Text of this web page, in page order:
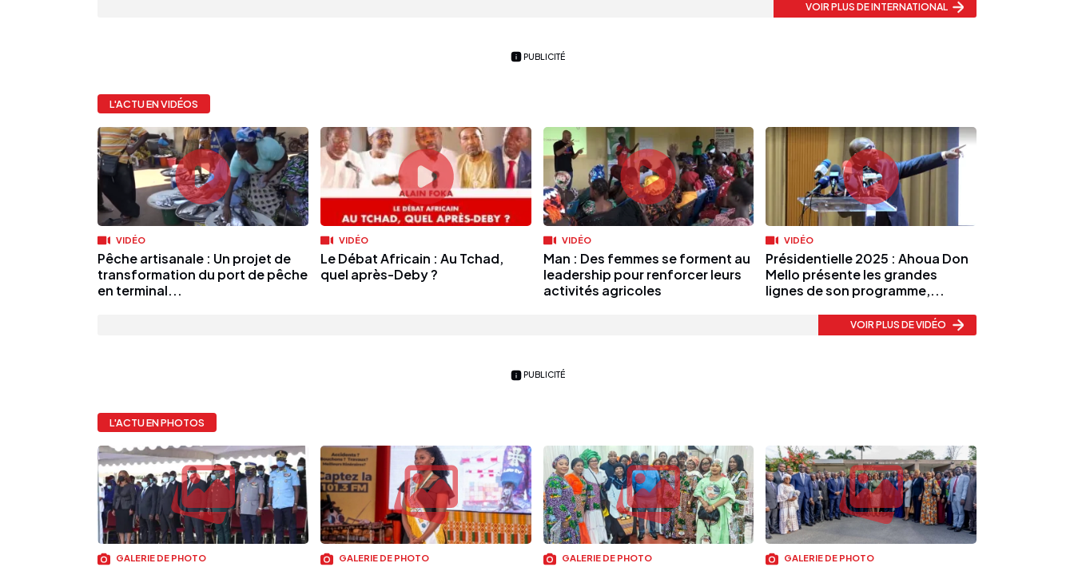
VOIR PLUS DE INTERNATIONAL
PUBLICITÉ
L'ACTU EN VIDÉOS
VIDÉO
Pêche artisanale : Un projet de
transformation du port de pêche
en terminal...
VIDÉO
Le Débat Africain : Au Tchad,
quel après-Deby ?
VIDÉO
Man : Des femmes se forment au
leadership pour renforcer leurs
activités agricoles
VIDÉO
Présidentielle 2025 : Ahoua Don
Mello présente les grandes
lignes de son programme,...
VOIR PLUS DE VIDÉO
PUBLICITÉ
L'ACTU EN PHOTOS
GALERIE DE PHOTO GALERIE DE PHOTO GALERIE DE PHOTO GALERIE DE PHOTO